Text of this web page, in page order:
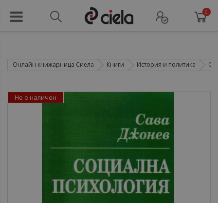
0
Онлайн книжарница Сиела Книги История и политика
Не е наличен